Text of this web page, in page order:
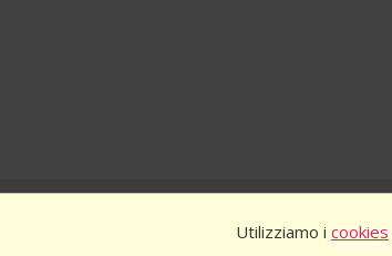
Utilizziamo i cookies